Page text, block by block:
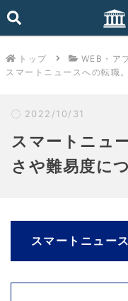
トップ
WEB・ア
スマートニュースへの転職
2022/10/31
スマートニュ
さや難易度に
スマートニュー